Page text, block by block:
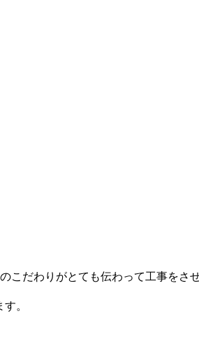
だわりがとても伝わって工事をさ
。